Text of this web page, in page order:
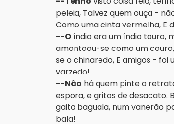
peleia, Talvez quem ouça -
Como uma cinta vermelha, E
--Oíndio era um índio touro,
amontoou-se como um
se o chinaredo, E amigos - foi
varzedo!
--Não há quem pinte o
espora, e gritos de desacato.
gaita baguala, num vanerão
bala!